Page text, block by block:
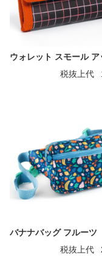
ウォレット スモール ア
税抜上代
バナナバッグ フルーツ
税抜上代